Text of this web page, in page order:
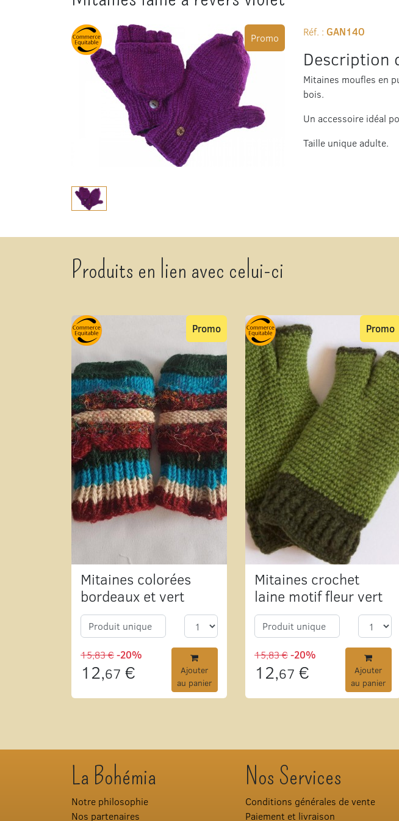
Réf. : GAN14O
Description
Mitaines moufles en
bois.
Un accessoire idéal
Taille unique adulte.
Promo
Produits en lien avec celui-ci
Mitaines colorées
bordeaux et vert
Promo
Produit unique
15,83 €-20%
12,67 €
Ajouter
au panier
Mitaines crochet
laine motif fleur vert
Promo
Produit unique
15,83 €-20%
12,67 €
Ajouter
au panier
La Bohémia
Notre philosophie
Nos partenaires
Nos Services
Conditions générales de vente
Paiement et livraison